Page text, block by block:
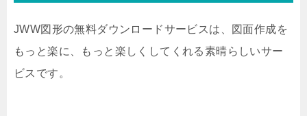
JWW図形の無料ダウンロードサービスは、図面作成を
もっと楽に、もっと楽しくしてくれる素晴らしいサー
ビスです。